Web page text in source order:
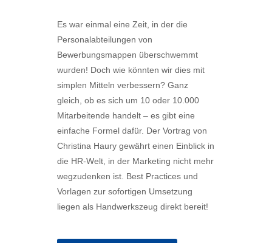
Es war einmal eine Zeit, in der die
Personalabteilungen von
Bewerbungsmappen überschwemmt
wurden! Doch wie könnten wir dies mit
simplen Mitteln verbessern? Ganz
gleich, ob es sich um 10 oder 10.000
Mitarbeitende handelt – es gibt eine
einfache Formel dafür. Der Vortrag von
Christina Haury gewährt einen Einblick in
die HR-Welt, in der Marketing nicht mehr
wegzudenken ist. Best Practices und
Vorlagen zur sofortigen Umsetzung
liegen als Handwerkszeug direkt bereit!